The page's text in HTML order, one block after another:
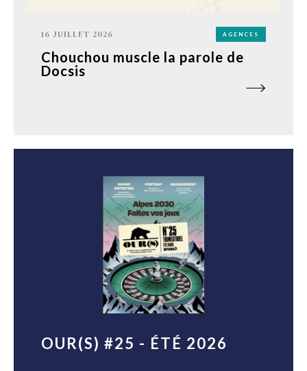
16 JUILLET 2026 AGENCES
Chouchou muscle la parole de
Docsis
OUR(S) #25 - ÉTÉ 2026